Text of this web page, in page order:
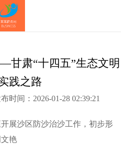
肃“十四五”生态文明
践之路
时间：2026-01-28 02:39:21
沙区防沙治沙工作，初步形
艳